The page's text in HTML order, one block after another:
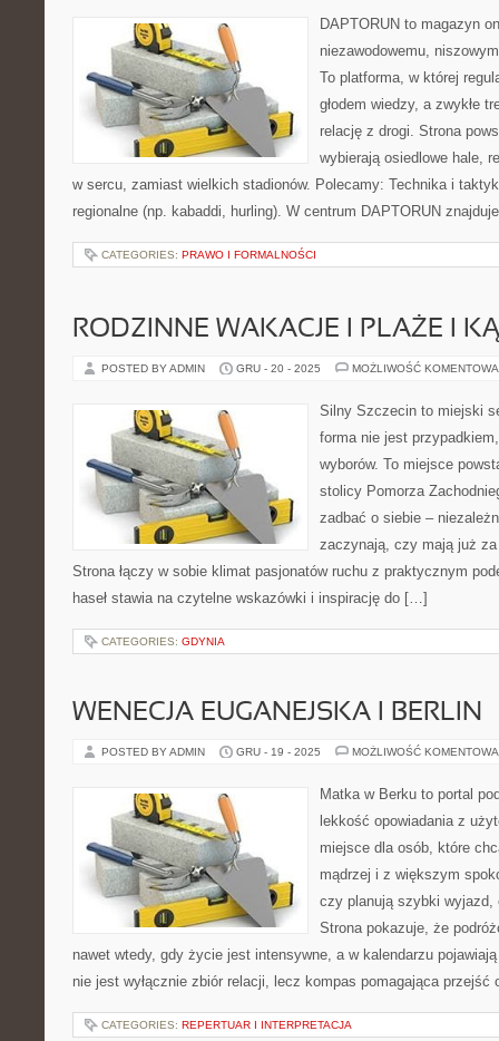
DAPTORUN to magazyn
niezawodowemu,
To platforma, w której
głodem wiedzy, a zwykłe
relację z drogi. Strona
wybierają osiedlowe hale,
w sercu, zamiast wielkich stadionów. Polecamy: Technika i
regionalne (np. kabaddi, hurling). W centrum DAPTORUN
CATEGORIES: PRAWO I FORMALNOŚCI
RODZINNE WAKACJE I PLAŻE I
POSTED BY ADMIN GRU - 20 - 2025 MOŻLIWOŚĆ
Silny Szczecin to miejski
forma nie jest
wyborów. To miejsce
stolicy Pomorza
zadbać o siebie –
zaczynają, czy mają już
Strona łączy w sobie klimat pasjonatów ruchu z praktycznym
haseł stawia na czytelne wskazówki i inspirację do […]
CATEGORIES: GDYNIA
WENECJA EUGANEJSKA I BERLIN
POSTED BY ADMIN GRU - 19 - 2025 MOŻLIWOŚĆ
Matka w Berku to portal
lekkość opowiadania z
miejsce dla osób, które
mądrzej i z większym
czy planują szybki wyjazd,
Strona pokazuje, że
nawet wtedy, gdy życie jest intensywne, a w kalendarzu
nie jest wyłącznie zbiór relacji, lecz kompas pomagająca
CATEGORIES: REPERTUAR I INTERPRETACJA